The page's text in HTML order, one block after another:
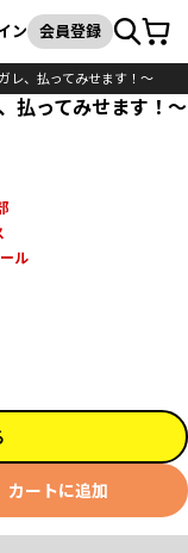
検索
ン 会員登録カート
レ、払ってみせます！～
払ってみせます！～
ル
カートに追加